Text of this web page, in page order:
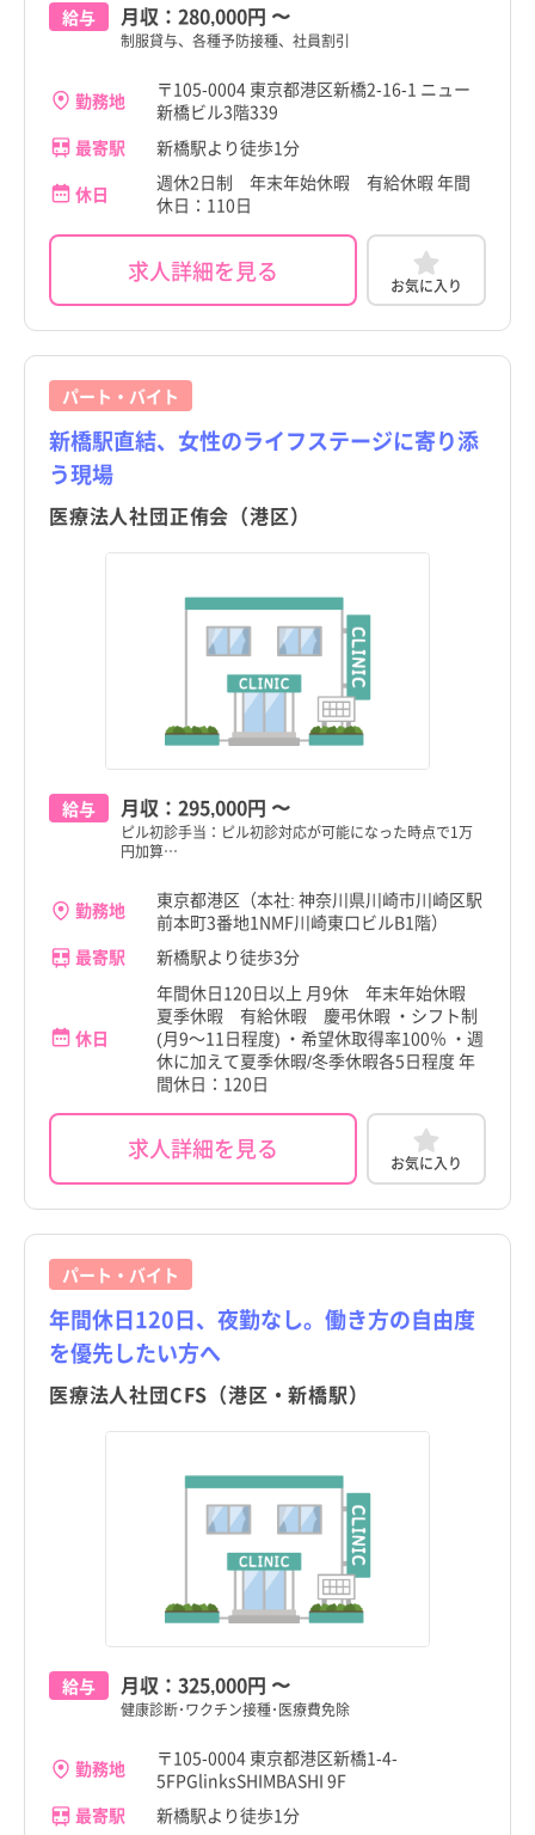
給与 月収： 280,000円 〜
制服貸与、各種予防接種、社員割引
勤務地
〒105-0004 東京都港区新橋2-16-1 ニュー
新橋ビル3階339
最寄駅
新橋駅より徒歩1分
休日
週休2日制 年末年始休暇 有給休暇 年間
休日：110日
求人詳細を見る お気に入り
パート・バイト
新橋駅直結、女性のライフステージに寄り添
う現場
医療法人社団正侑会（港区）
給与 月収： 295,000円 〜
ピル初診手当：ピル初診対応が可能になった時点で1万
円加算…
勤務地
東京都港区（本社: 神奈川県川崎市川崎区駅
前本町3番地1NMF川崎東口ビルB1階）
最寄駅
新橋駅より徒歩3分
休日
年間休日120日以上 月9休 年末年始休暇
夏季休暇 有給休暇 慶弔休暇 ・シフト制
(月9～11日程度) ・希望休取得率100％ ・週
休に加えて夏季休暇/冬季休暇各5日程度 年
間休日：120日
求人詳細を見る お気に入り
パート・バイト
年間休日120日、夜勤なし。働き方の自由度
を優先したい方へ
医療法人社団CFS（港区・新橋駅）
給与 月収： 325,000円 〜
健康診断･ワクチン接種･医療費免除
勤務地
〒105-0004 東京都港区新橋1-4-
5FPGlinksSHIMBASHI 9F
最寄駅
新橋駅より徒歩1分